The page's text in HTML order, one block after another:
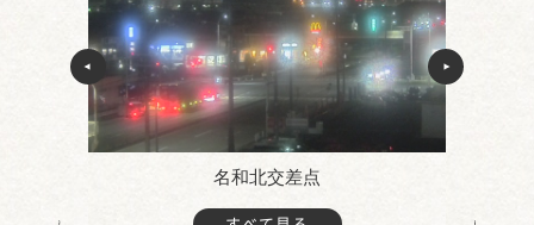
名和北交差点